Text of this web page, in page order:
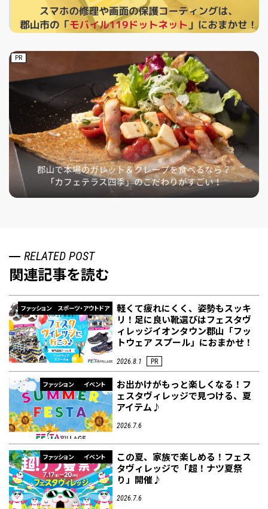
PR
RELATED POST
関連記事を読む
ファッション スポーツ・アウトドア
軽くて疲れにくく、姿勢もスッキ
リ！足に良い靴選びはフェスタヴ
ィレッジイオンタウン郡山「フッ
トウェア スプール」におまかせ！
2026.8.1 PR
ファッション イベント
お出かけがもっと楽しくなる！フ
ェスタヴィレッジで見つける、夏
アイテム♪
2026.7.6
ファッション イベント
この夏、家族で楽しめる！フェス
タヴィレッジで「超！ナツ夏祭
り」開催♪
2026.7.6